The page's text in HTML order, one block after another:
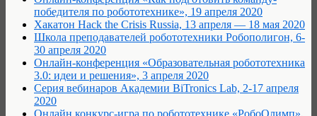
победителя по робототехнике», 19 апреля 2020
Хакатон Hack the Crisis Russia, 13 апреля — 18 мая 2020
Школа преподавателей робототехники Робополигон, 6-
30 апреля 2020
Онлайн-конференция «Образовательная робототехника
3.0: идеи и решения», 3 апреля 2020
Серия вебинаров Академии BiTronics Lab, 2-17 апреля
2020